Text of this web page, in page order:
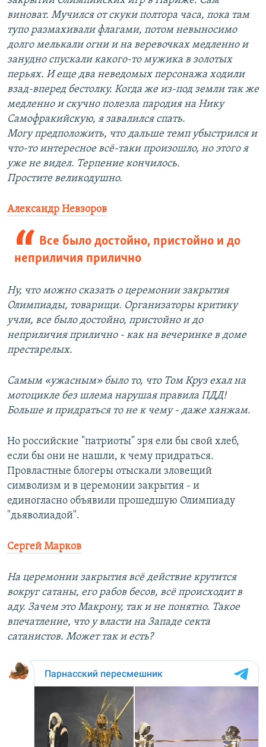
виноват. Мучился от скуки полтора часа, пока там
тупо размахивали флагами, потом невыносимо
долго мелькали огни и на веревочках медленно и
занудно спускали какого-то мужика в золотых
перьях. И еще два неведомых персонажа ходили
взад-вперед бестолку. Когда же из-под земли так же
медленно и скучно полезла пародия на Нику
Самофракийскую, я завалился спать.
Могу предположить, что дальше темп убыстрился и
что-то интересное всё-таки произошло, но этого я
уже не видел. Терпение кончилось.
Простите великодушно.
Александр Невзоров
Все было достойно, пристойно и до
неприличия прилично
Ну, что можно сказать о церемонии закрытия
Олимпиады, товарищи. Организаторы критику
учли, все было достойно, пристойно и до
неприличия прилично - как на вечеринке в доме
престарелых.
Самым «ужасным» было то, что Том Круз ехал на
мотоцикле без шлема нарушая правила ПДД!
Больше и придраться то не к чему - даже ханжам.
Но российские "патриоты" зря ели бы свой хлеб,
если бы они не нашли, к чему придраться.
Провластные блогеры отыскали зловещий
символизм и в церемонии закрытия - и
единогласно объявили прошедшую Олимпиаду
"дьяволиадой".
Сергей Марков
На церемонии закрытия всё действие крутится
вокруг сатаны, его рабов бесов, всё происходит в
аду. Зачем это Макрону, так и не понятно. Такое
впечатление, что у власти на Западе секта
сатанистов. Может так и есть?